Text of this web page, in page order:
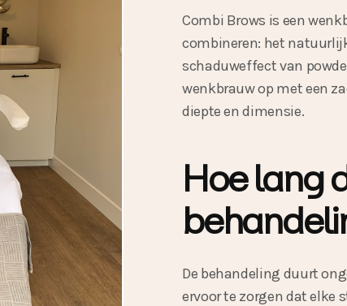
Combi Brows is een
combineren: het
schaduweffect van
wenkbrauw op met een
diepte en dimensie.
Hoe lang
De behandeling duurt
ervoor te zorgen dat elke